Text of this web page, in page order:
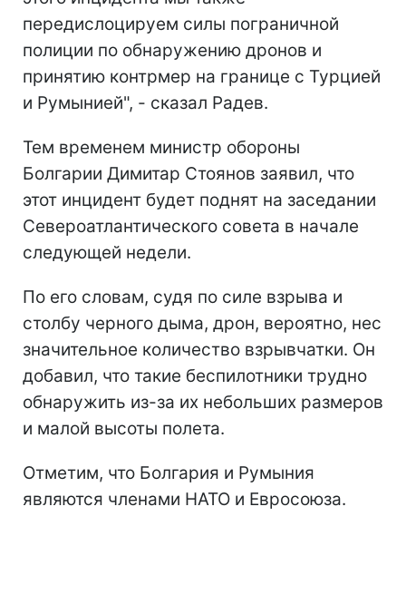
передислоцируем силы пограничной
полиции по обнаружению дронов и
принятию контрмер на границе с Турцией
и Румынией", - сказал Радев.
Тем временем министр обороны
Болгарии Димитар Стоянов заявил, что
этот инцидент будет поднят на заседании
Североатлантического совета в начале
следующей недели.
По его словам, судя по силе взрыва и
столбу черного дыма, дрон, вероятно, нес
значительное количество взрывчатки. Он
добавил, что такие беспилотники трудно
обнаружить из-за их небольших размеров
и малой высоты полета.
Отметим, что Болгария и Румыния
являются членами НАТО и Евросоюза.